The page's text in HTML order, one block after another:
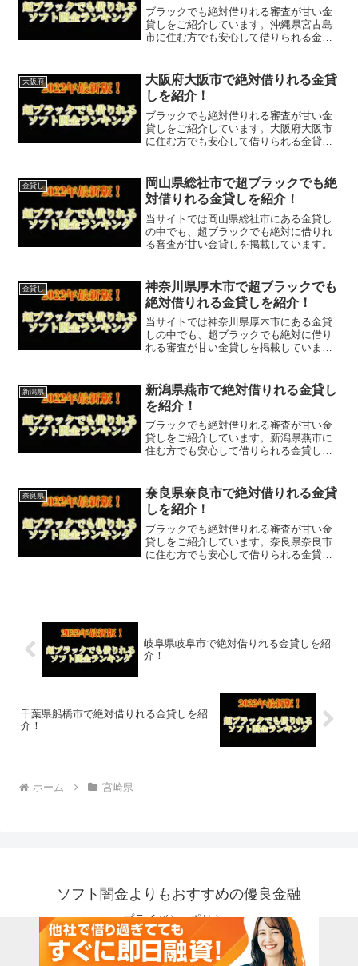
ブラックでも絶対借りれる審査が甘い金
貸しをご紹介しています。沖縄県宮古島
市に住む方でも安心して借りられる金貸
はなく、国または沖縄県宮古島市で貸金
業登録をしている正規の金...
大阪府
大阪府大阪市で絶対借りれる金貸
しを紹介！
ブラックでも絶対借りれる審査が甘い金
貸しをご紹介しています。大阪府大阪市
に住む方でも安心して借りられる金貸し
はなく、国または大阪府大阪市で貸金業
登録をしている正規の金貸し...
金貸し
岡山県総社市で超ブラックでも絶
対借りれる金貸しを紹介！
当サイトでは岡山県総社市にある金貸し
の中でも、超ブラックでも絶対に借りれ
る審査が甘い金貸しを掲載しています。
金貸し
神奈川県厚木市で超ブラックでも
絶対借りれる金貸しを紹介！
当サイトでは神奈川県厚木市にある金貸
しの中でも、超ブラックでも絶対に借り
れる審査が甘い金貸しを掲載していま
新潟県
新潟県燕市で絶対借りれる金貸し
を紹介！
ブラックでも絶対借りれる審査が甘い金
貸しをご紹介しています。新潟県燕市に
住む方でも安心して借りられる金貸しな
く、国または新潟県燕市で貸金業登録を
している正規の金貸しなの...
奈良県
奈良県奈良市で絶対借りれる金貸
しを紹介！
ブラックでも絶対借りれる審査が甘い金
貸しをご紹介しています。奈良県奈良市
に住む方でも安心して借りられる金貸し
岐阜県岐阜市で絶対借りれる金貸しを紹
介！
千葉県船橋市で絶対借りれる金貸しを紹
介！
ホーム 宮崎県
ソフト闇金よりもおすすめの優良金融
プライバシーポリシー
© 2018 ソフト闇金よりもおすすめの優良金融.